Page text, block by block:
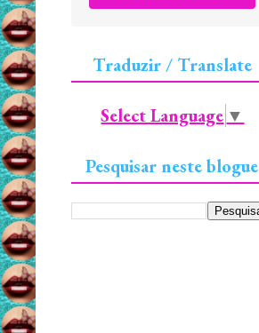
Traduzir / Translate
Select Language ▼
Pesquisar neste blogue